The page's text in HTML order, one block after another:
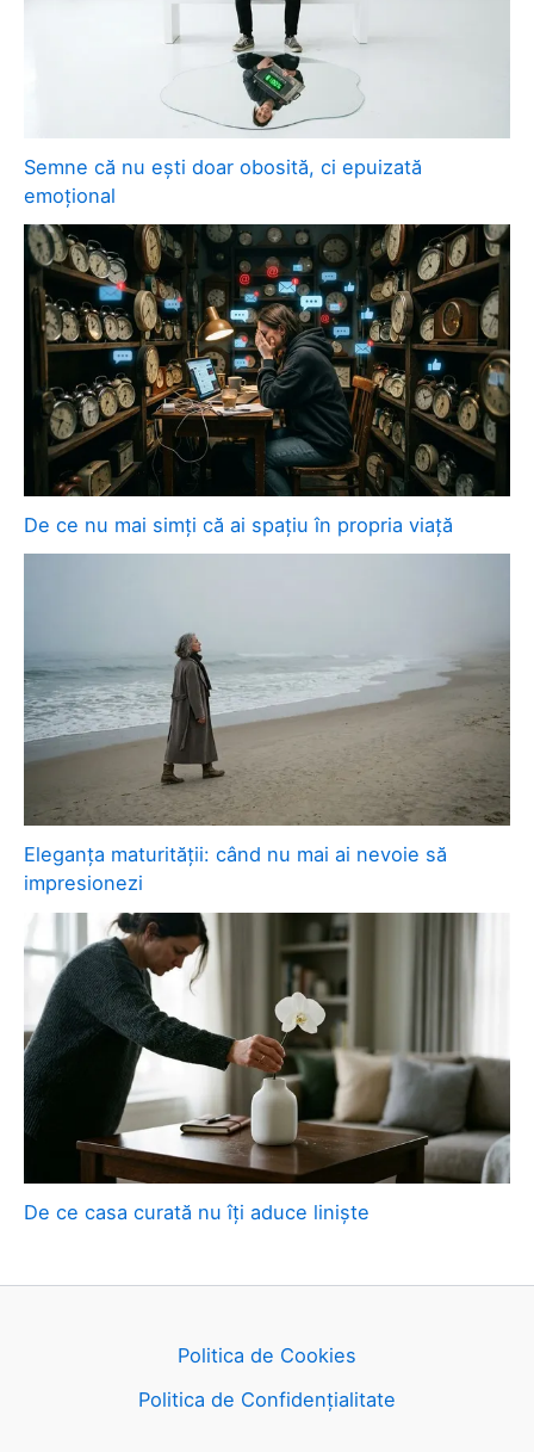
Semne că nu ești doar obosită, ci epuizată
emoțional
De ce nu mai simți că ai spațiu în propria viață
Eleganța maturității: când nu mai ai nevoie să
impresionezi
De ce casa curată nu îți aduce liniște
Politica de Cookies
Politica de Confidențialitate